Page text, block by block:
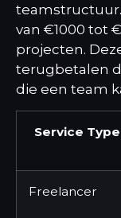
van €1000 tot
projecten.
terugbetalen
die een team
Service Type
Freelancer